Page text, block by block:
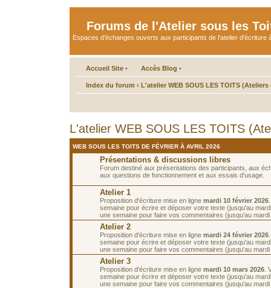
Forums de l'Atelier sous les
Espaces d'échanges ouverts aux participants de l'atelier d'écriture
Accueil Site • Accès Blog •
Index du forum ‹ L'atelier WEB SOUS LES TOITS
L'atelier WEB SOUS LES TOITS
WEB SOUS LES TOITS DE FÉVRIER À AVRIL 2026
Présentations & discussions libres
Forum destiné aux présentations des participants, aux
aux questions de fonctionnement et aux essais d'usage.
Atelier 1
Proposition d'écriture mise en ligne mardi 10 février 2026
semaine pour écrire et déposer votre texte (jusqu'au
une semaine pour faire vos commentaires (jusqu'au
Atelier 2
Proposition d'écriture mise en ligne mardi 24 février 2026
semaine pour écrire et déposer votre texte (jusqu'au
une semaine pour faire vos commentaires (jusqu'au
Atelier 3
Proposition d'écriture mise en ligne mardi 10 mars 2026 .
semaine pour écrire et déposer votre texte (jusqu'au
une semaine pour faire vos commentaires (jusqu'au